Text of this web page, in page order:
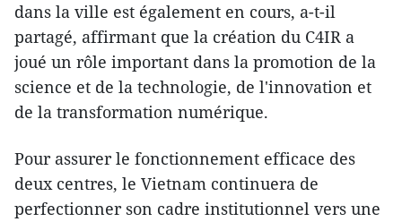
dans la ville est également en cours, a-t-il
partagé, affirmant que la création du C4IR a
joué un rôle important dans la promotion de la
science et de la technologie, de l'innovation et
de la transformation numérique.
Pour assurer le fonctionnement efficace des
deux centres, le Vietnam continuera de
perfectionner son cadre institutionnel vers une